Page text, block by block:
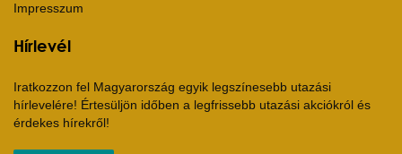
Impresszum
Hírlevél
Iratkozzon fel Magyarország egyik legszínesebb utazási
hírlevelére! Értesüljön időben a legfrissebb utazási akciókról és
érdekes hírekről!